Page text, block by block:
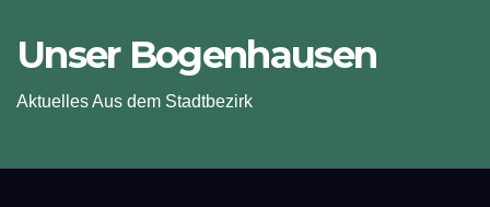
Unser Bogenhausen
Aktuelles Aus dem Stadtbezirk